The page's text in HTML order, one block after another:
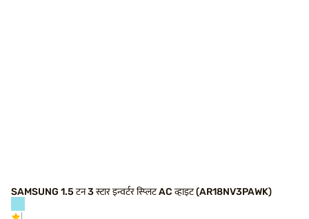
SAMSUNG 1.5 टन 3 स्टार इन्वर्टर स्प्लिट AC व्हाइट (AR18NV3PAWK)